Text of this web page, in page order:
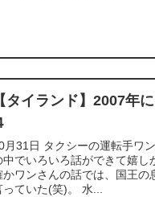
タイランド】2007年
月31日 タクシーの運転手ワ
中でいろいろ話ができて嬉し
かワンさんの話では、国王
言っていた(笑)。 水...